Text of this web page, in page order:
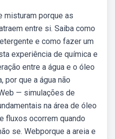
misturam porque as
entre si. Saiba como
e como fazer um
experiência de química e
entre a água e o óleo
por que a água não
— simulações de
na área de óleo
fluxos ocorrem quando
se. Webporque a areia e